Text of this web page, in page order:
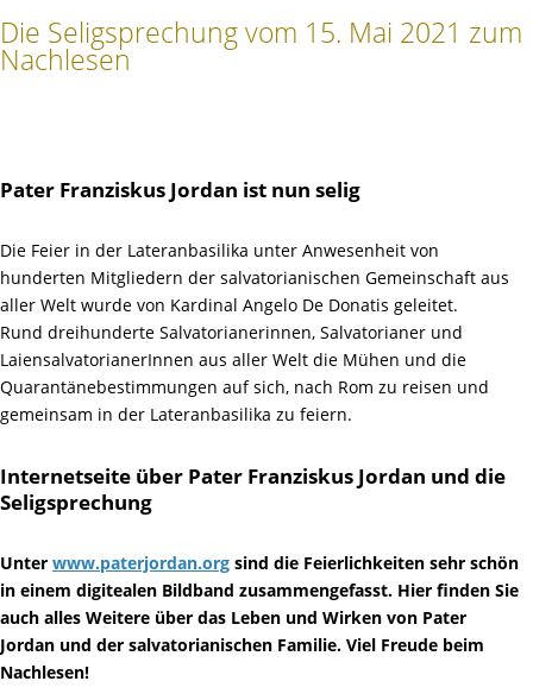
Die Seligsprechung vom 15. Mai 2021 zum
Nachlesen
Pater Franziskus Jordan ist nun selig
Die Feier in der Lateranbasilika unter Anwesenheit von
hunderten Mitgliedern der salvatorianischen Gemeinschaft aus
aller Welt wurde von Kardinal Angelo De Donatis geleitet.
Rund dreihunderte Salvatorianerinnen, Salvatorianer und
LaiensalvatorianerInnen aus aller Welt die Mühen und die
Quarantänebestimmungen auf sich, nach Rom zu reisen und
gemeinsam in der Lateranbasilika zu feiern.
Internetseite über Pater Franziskus Jordan und die
Seligsprechung
Unter www.paterjordan.org sind die Feierlichkeiten sehr schön
in einem digitealen Bildband zusammengefasst. Hier finden Sie
auch alles Weitere über das Leben und Wirken von Pater
Jordan und der salvatorianischen Familie. Viel Freude beim
Nachlesen!